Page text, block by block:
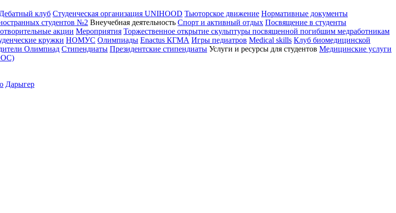
Дебатный клуб Студенческая организация UNIHOOD Тьюторское движение Нормативные документы
студентов №2 Внеучебная деятельность Спорт и активный отдых Посвящение в студенты
акции Мероприятия Торжественное открытие скульптуры посвященной погибшим медработникам
кружки НОМУС Олимпиады Enactus КГМА Игры педиатров Medical skills Клуб биомедицинской
Олимпиад Стипендиаты Президентские стипендиаты Услуги и ресурсы для студентов Медицинские услуги
Дарыгер